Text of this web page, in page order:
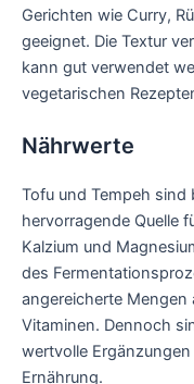
Gerichten wie Curry,
geeignet. Die Textur
kann gut verwendet
vegetarischen
Nährwerte
Tofu und Tempeh sind
hervorragende Quelle
Kalzium und
des
angereicherte
Vitaminen. Dennoch
wertvolle
Ernährung.